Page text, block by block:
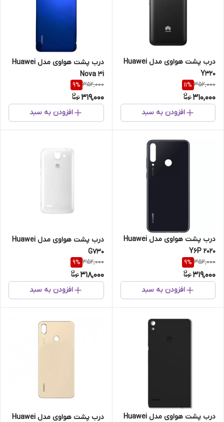
درب پشت هواوی مدل Huawei
Y320
352,000
11%
310,000
افزودن به سبد
درب پشت هواوی مدل Huawei
Nova 3i
352,000
9%
319,000
افزودن به سبد
درب پشت هواوی مدل Huawei
Y6P 2020
352,000
9%
319,000
افزودن به سبد
درب پشت هواوی مدل Huawei
G730
352,000
9%
318,000
افزودن به سبد
درب پشت هواوی مدل Huawei درب پشت هواوی مدل Huawei